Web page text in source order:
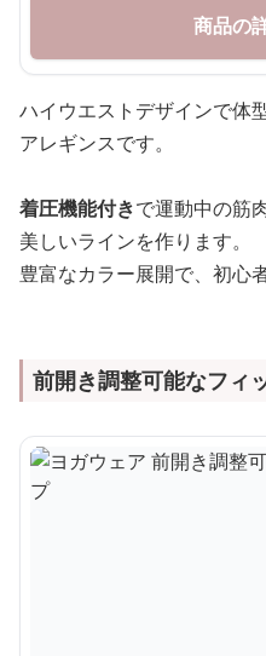
商品の
ハイウエストデザインで体
アレギンスです。
着圧機能付きで運動中の筋
美しいラインを作ります。
豊富なカラー展開で、初心
前開き調整可能なフィ